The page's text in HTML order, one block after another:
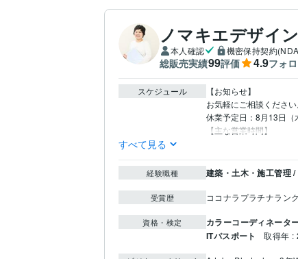
ノマキエデザイ
本人確認 機密保持契約
総販売実績99評価 4.9フォ
スケジュール
【お知らせ】
お気軽にご相談ください
休業予定日：8月13日（
【主な営業時間】
すべて見る
経験職種 建築・土木・施工管理
受賞歴 ココナラプラチナランク
資格・検定 カラーコーディネータ
ITパスポート 取得年 :